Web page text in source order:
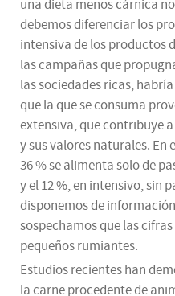
una dieta menos cárnica
debemos diferenciar los
intensiva de los productos
las campañas que
las sociedades ricas,
que la que se consuma
extensiva, que contribuye
y sus valores naturales. En
36 % se alimenta solo de
y el 12 %, en intensivo, sin
disponemos de
sospechamos que las
pequeños rumiantes.
Estudios recientes han
la carne procedente de